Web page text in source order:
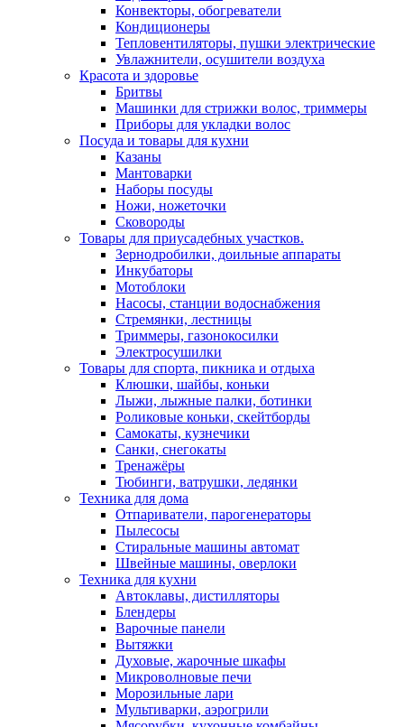
Конвекторы, обогреватели
Кондиционеры
Тепловентиляторы, пушки электрические
Увлажнители, осушители воздуха
Красота и здоровье
Бритвы
Машинки для стрижки волос, триммеры
Приборы для укладки волос
Посуда и товары для кухни
Казаны
Мантоварки
Наборы посуды
Ножи, ножеточки
Сковороды
Товары для приусадебных участков.
Зернодробилки, доильные аппараты
Инкубаторы
Мотоблоки
Насосы, станции водоснабжения
Стремянки, лестницы
Триммеры, газонокосилки
Электросушилки
Товары для спорта, пикника и отдыха
Клюшки, шайбы, коньки
Лыжи, лыжные палки, ботинки
Роликовые коньки, скейтборды
Самокаты, кузнечики
Санки, снегокаты
Тренажёры
Тюбинги, ватрушки, ледянки
Техника для дома
Отпариватели, парогенераторы
Пылесосы
Стиральные машины автомат
Швейные машины, оверлоки
Техника для кухни
Автоклавы, дистилляторы
Блендеры
Варочные панели
Вытяжки
Духовые, жарочные шкафы
Микроволновые печи
Морозильные лари
Мультиварки, аэрогрили